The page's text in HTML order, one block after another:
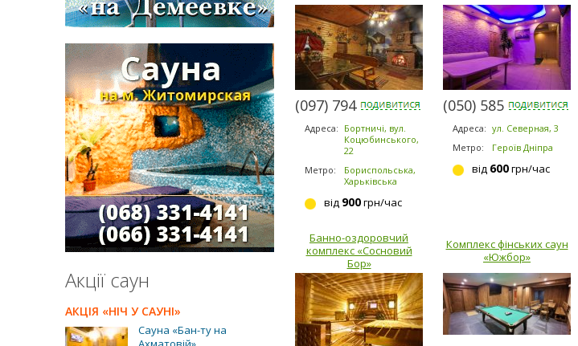
(097) 794-2303
Адреса: Бортничі, вул.
Коцюбинського,
22
Метро:
Бориспольська,
Харьківська
від 900грн/час
(050) 585-1371
Адреса: ул. Северная, 3
Метро:
Героїв Дніпра
від 600грн/час
Банно-оздоровчий
комплекс «Сосновий
Бор»
Комплекс фінських саун
«Южбор»
Акції саун
АКЦІЯ «НІЧ У САУНІ»
Сауна «Бан-ту на